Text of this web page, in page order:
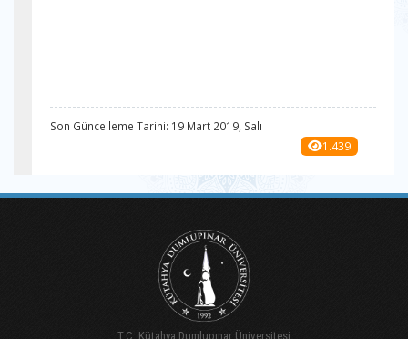
Son Güncelleme Tarihi: 19 Mart 2019, Salı
1.439
T.C. Kütahya Dumlupınar Üniversitesi